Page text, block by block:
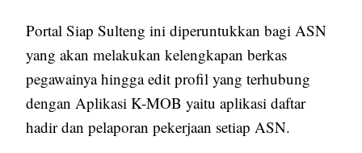
Portal Siap Sulteng ini diperuntukkan bagi ASN
yang akan melakukan kelengkapan berkas
pegawainya hingga edit profil yang terhubung
dengan Aplikasi K-MOB yaitu aplikasi daftar
hadir dan pelaporan pekerjaan setiap ASN.